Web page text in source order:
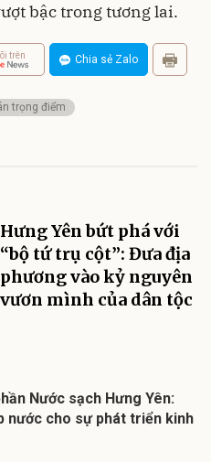
bậc trong tương lai.
trên Chia sẻ Zalo
trọng điểm
Hưng Yên bứt phá với
“bộ tứ trụ cột”: Đưa địa
phương vào kỷ nguyên
vươn mình của dân tộc
Nước sạch Hưng Yên:
nước cho sự phát triển kinh